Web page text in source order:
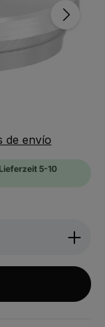
de envío
5-10